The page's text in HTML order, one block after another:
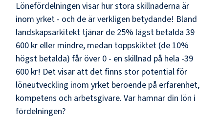
Lönefördelningen visar hur stora skillnaderna är
inom yrket - och de är verkligen betydande! Bland
landskapsarkitekt tjänar de 25% lägst betalda 39
600 kr eller mindre, medan toppskiktet (de 10%
högst betalda) får över 0 - en skillnad på hela -39
600 kr! Det visar att det finns stor potential för
löneutveckling inom yrket beroende på erfarenhet,
kompetens och arbetsgivare. Var hamnar din lön i
fördelningen?